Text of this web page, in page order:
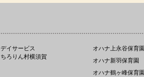
デイサービス
ちろりん村横須賀
オハナ上永谷保育園
オハナ新羽保育園
オハナ鶴ヶ峰保育園